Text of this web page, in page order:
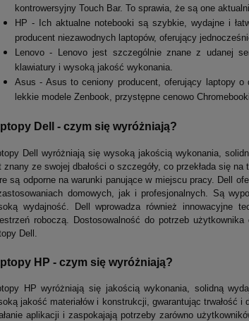
kontrowersyjny Touch Bar. To sprawia, że są one
HP - Ich aktualne notebooki są szybkie, wydajne i
producent niezawodnych laptopów, oferujący
Lenovo - Lenovo jest szczególnie znane z udanej
klawiatury i wysoką jakość wykonania.
Asus - Asus to ceniony producent, oferujący laptopy o
lekkie modele Zenbook, przystępne cenowo
Dell - czym się wyróżniają?
Dell wyróżniają się wysoką jakością wykonania,
znany ze swojej dbałości o szczegóły, co przekłada się
są odporne na warunki panujące w miejscu pracy. Dell
domowych, jak i profesjonalnych. Są
wydajność. Dell wprowadza również innowacyjne
roboczą. Dostosowalność do potrzeb
Dell.
HP - czym się wyróżniają?
HP wyróżniają się jakością wykonania, solidną
jakość materiałów i konstrukcji, gwarantując trwałość i
aplikacji i zaspokajają potrzeby zarówno